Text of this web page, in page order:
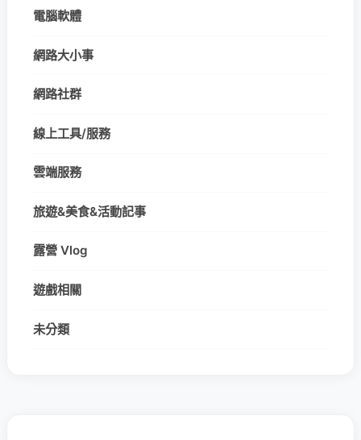
電腦軟體
網路大小事
網路社群
線上工具/服務
雲端服務
旅遊&美食&活動記事
露營 Vlog
遊戲相關
未分類